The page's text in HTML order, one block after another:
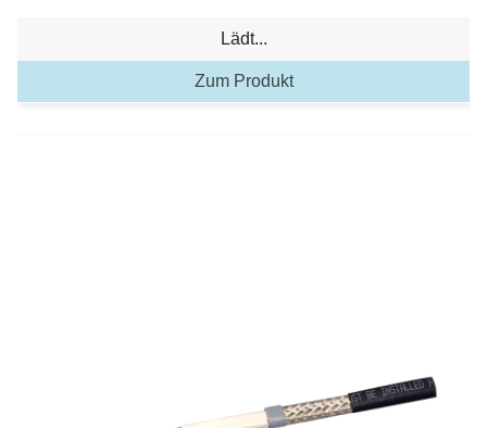
Lädt...
Zum Produkt